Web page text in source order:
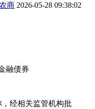
商 2026-05-28 09:38:02
融债券
经相关监管机构批